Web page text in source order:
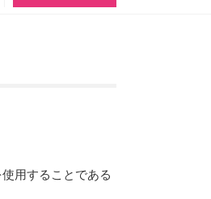
用することである